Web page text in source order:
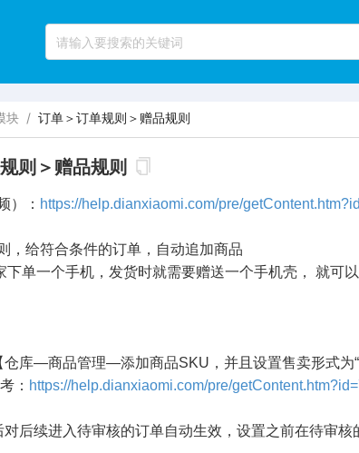
块 / 订单＞订单规则＞赠品规则
则＞赠品规则
）： https://help.dianxiaomi.com/pre/
，给符合条件的订单，自动追加商品
一个手机，发货时就需要赠送一个手机壳， 就可以
仓库—商品管理—添加商品SKU，并且设置售卖形式为
： https://help.dianxiaomi.com/pre/
对后续进入待审核的订单自动生效，设置之前在待审